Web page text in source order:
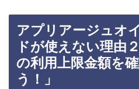
アプリアージュオ
ドが使えない理由
の利用上限金額を
う！」